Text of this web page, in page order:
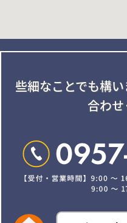
些細なことでも構い
合わせ